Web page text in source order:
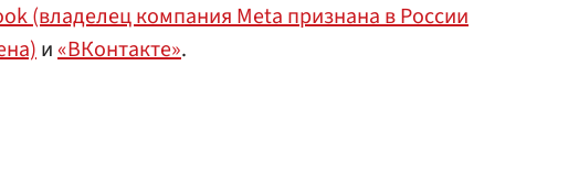
(владелец компания Meta признана в России
и«ВКонтакте».